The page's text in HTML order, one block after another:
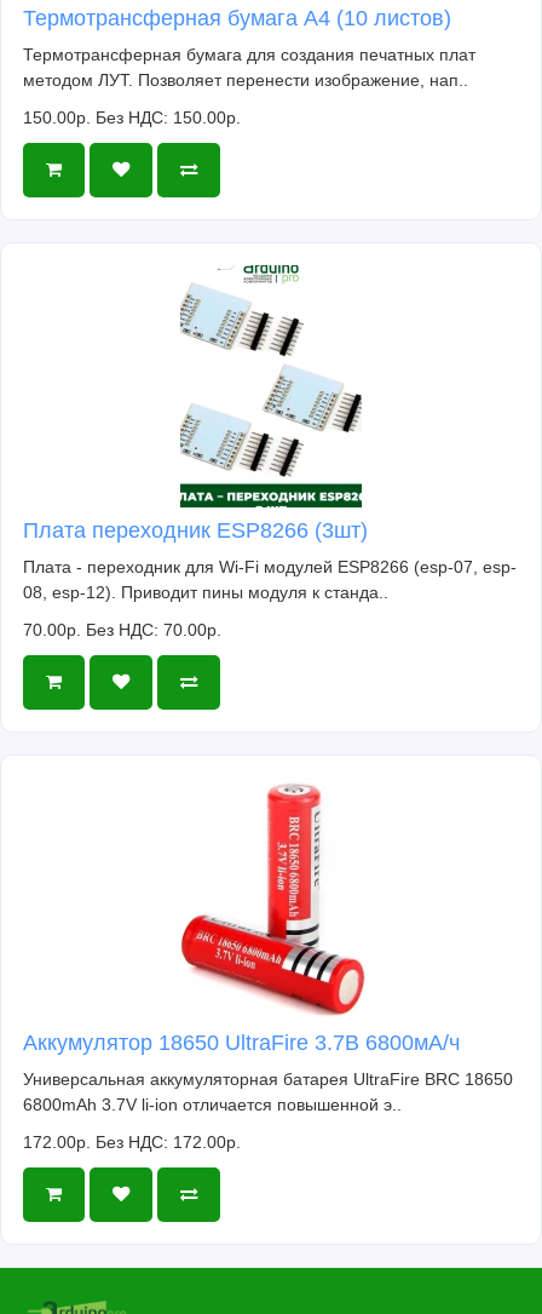
Термотрансферная бумага А4 (10 листов)
Термотрансферная бумага для создания печатных плат
методом ЛУТ. Позволяет перенести изображение, нап..
150.00р. Без НДС: 150.00р.
Плата переходник ESP8266 (3шт)
Плата - переходник для Wi-Fi модулей ESP8266 (esp-07, esp-
08, esp-12). Приводит пины модуля к станда..
70.00р. Без НДС: 70.00р.
Аккумулятор 18650 UltraFire 3.7В 6800мА/ч
Универсальная аккумуляторная батарея UltraFire BRC 18650
6800mAh 3.7V li-ion отличается повышенной э..
172.00р. Без НДС: 172.00р.